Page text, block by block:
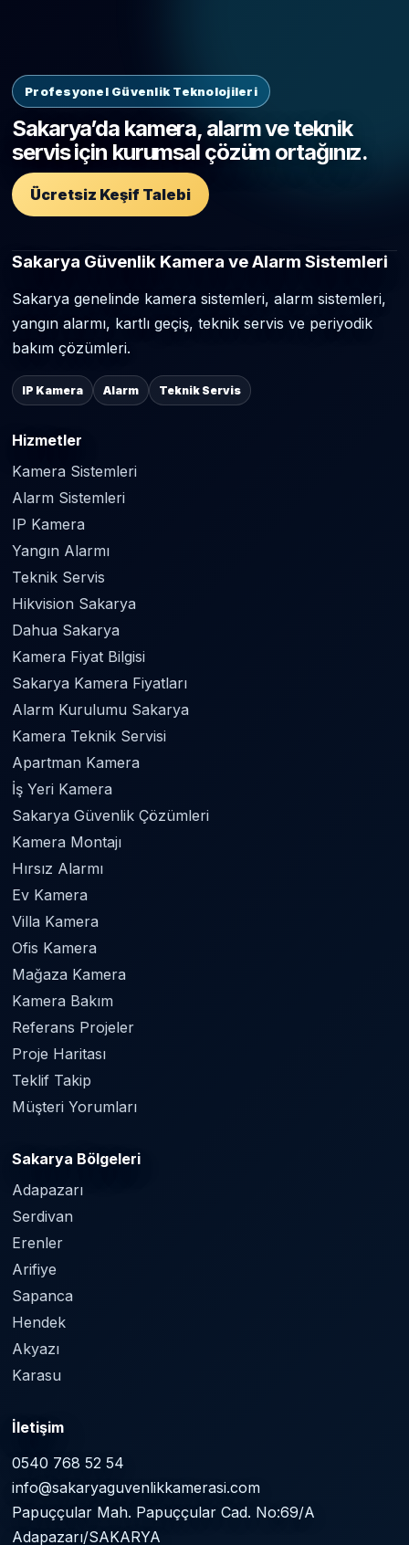
Profesyonel Güvenlik Teknolojileri
Sakarya’da kamera, alarm ve teknik
servis için kurumsal çözüm ortağınız.
Ücretsiz Keşif Talebi
Sakarya Güvenlik Kamera ve Alarm Sistemleri
Sakarya genelinde kamera sistemleri, alarm sistemleri,
yangın alarmı, kartlı geçiş, teknik servis ve periyodik
bakım çözümleri.
IP Kamera Alarm Teknik Servis
Hizmetler
Kamera Sistemleri
Alarm Sistemleri
IP Kamera
Yangın Alarmı
Teknik Servis
Hikvision Sakarya
Dahua Sakarya
Kamera Fiyat Bilgisi
Sakarya Kamera Fiyatları
Alarm Kurulumu Sakarya
Kamera Teknik Servisi
Apartman Kamera
İş Yeri Kamera
Sakarya Güvenlik Çözümleri
Kamera Montajı
Hırsız Alarmı
Ev Kamera
Villa Kamera
Ofis Kamera
Mağaza Kamera
Kamera Bakım
Referans Projeler
Proje Haritası
Teklif Takip
Müşteri Yorumları
Sakarya Bölgeleri
Adapazarı
Serdivan
Erenler
Arifiye
Sapanca
Hendek
Akyazı
Karasu
İletişim
0540 768 52 54
info@sakaryaguvenlikkamerasi.com
Papuççular Mah. Papuççular Cad. No:69/A
Adapazarı/SAKARYA